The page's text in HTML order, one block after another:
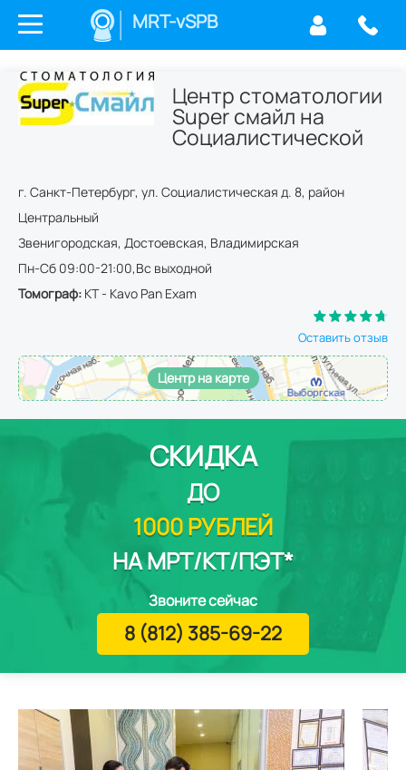
MRT-vSPB
СКИДКА
ДО
1000 РУБЛЕЙ
НА МРТ/КТ/ПЭТ*
Звоните сейчас
8 (812) 385-69-22
Центр стоматологии
Super смайл на
Социалистической
г. Санкт-Петербург, ул. Социалистическая д. 8, район
Центральный
Звенигородская, Достоевская, Владимирская
Пн-Сб 09:00-21:00,Вс выходной
Томограф: КТ - Kavo Pan Exam
Оставить отзыв
Центр на карте